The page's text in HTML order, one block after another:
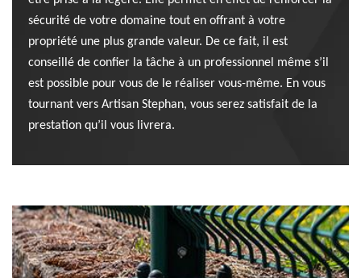
sécurité de votre domaine tout en offrant à votre
propriété une plus grande valeur. De ce fait, il est
conseillé de confier la tâche à un professionnel même s’il
est possible pour vous de le réaliser vous-même. En vous
tournant vers Artisan Stephan, vous serez satisfait de la
prestation qu’il vous livrera.